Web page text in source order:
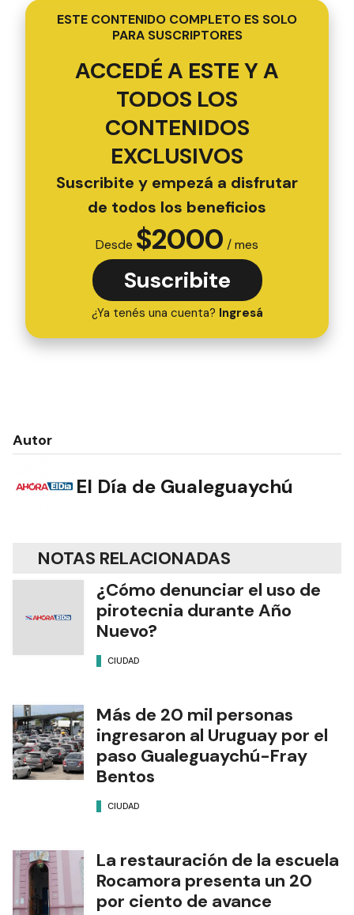
ESTE CONTENIDO COMPLETO ES SOLO
PARA SUSCRIPTORES
ACCEDÉ A ESTE Y A
TODOS LOS
CONTENIDOS
EXCLUSIVOS
Suscribite y empezá a disfrutar
de todos los beneficios
Desde $2000 / mes
Suscribite
¿Ya tenés una cuenta? Ingresá
Autor
El Día de Gualeguaychú
NOTAS RELACIONADAS
¿Cómo denunciar el uso de
pirotecnia durante Año
Nuevo?
CIUDAD
Más de 20 mil personas
ingresaron al Uruguay por el
paso Gualeguaychú-Fray
Bentos
CIUDAD
La restauración de la escuela
Rocamora presenta un 20
por ciento de avance